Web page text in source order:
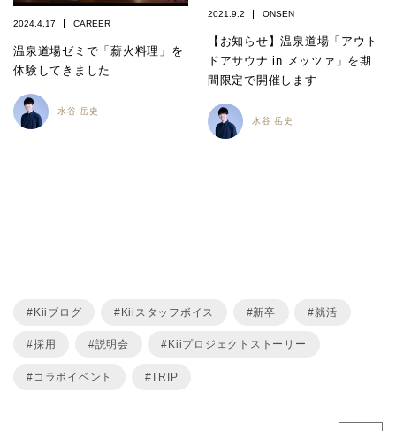
2024.4.17 CAREER
温泉道場ゼミで「薪火料理」を
体験してきました
水谷 岳史
2021.9.2 ONSEN
【お知らせ】温泉道場「アウト
ドアサウナ in メッツァ」を期
間限定で開催します
水谷 岳史
Kiiブログ Kiiスタッフボイス 新卒 就活
採用 説明会 Kiiプロジェクトストーリー
コラボイベント TRIP